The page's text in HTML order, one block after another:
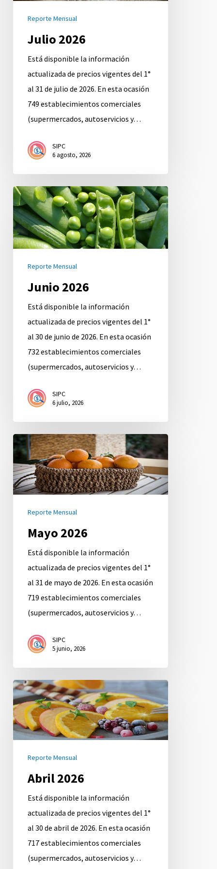
Reporte Mensual
Julio 2026
Está disponible la información
actualizada de precios vigentes del 1°
al 31 de julio de 2026. En esta ocasión
749 establecimientos comerciales
(supermercados, autoservicios y…
SIPC
6 agosto, 2026
Junio
2026
Reporte Mensual
Junio 2026
Está disponible la información
actualizada de precios vigentes del 1°
al 30 de junio de 2026. En esta ocasión
732 establecimientos comerciales
(supermercados, autoservicios y…
SIPC
6 julio, 2026
Mayo
2026
Reporte Mensual
Mayo 2026
Está disponible la información
actualizada de precios vigentes del 1°
al 31 de mayo de 2026. En esta ocasión
719 establecimientos comerciales
(supermercados, autoservicios y…
SIPC
5 junio, 2026
Abril
2026
Reporte Mensual
Abril 2026
Está disponible la información
actualizada de precios vigentes del 1°
al 30 de abril de 2026. En esta ocasión
717 establecimientos comerciales
(supermercados, autoservicios y…